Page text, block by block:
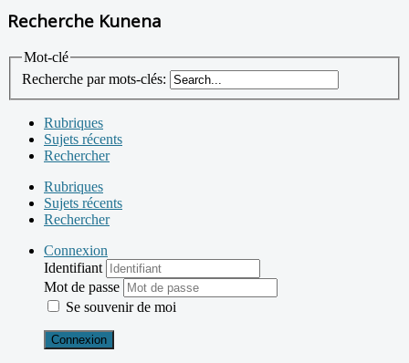
Recherche Kunena
Mot-clé
Recherche par mots-clés:
Rubriques
Sujets récents
Rechercher
Rubriques
Sujets récents
Rechercher
Connexion
Identifiant
Mot de passe
Se souvenir de moi
Connexion